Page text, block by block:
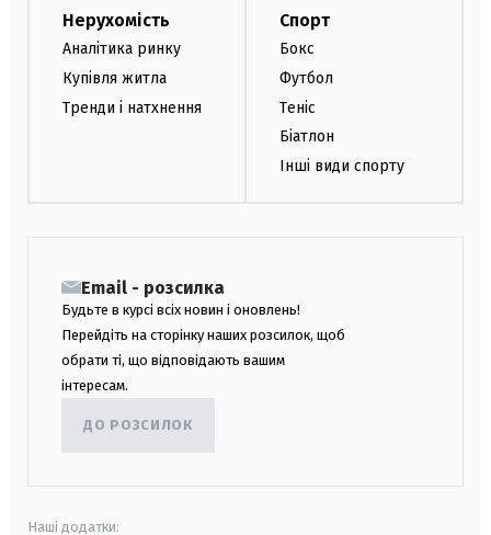
Нерухомість
Аналітика ринку
Купівля житла
Тренди і натхнення
Спорт
Бокс
Футбол
Теніс
Біатлон
Інші види спорту
Email - розсилка
Будьте в курсі всіх новин і оновлень!
Перейдіть на сторінку наших розсилок, щоб
обрати ті, що відповідають вашим
інтересам.
ДО РОЗСИЛОК
Наші додатки: